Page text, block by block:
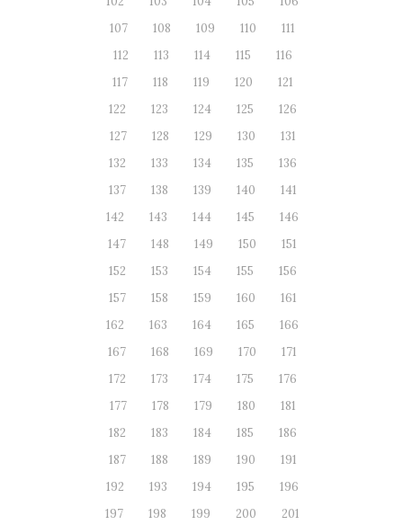
107
108 109 110
111
112
113 114 115
116
117
118 119 120
121
122
123 124 125
126
127
128 129 130
131
132
133 134 135
136
137
138 139 140
141
142
143 144 145
146
147
148 149 150
151
152
153 154 155
156
157
158 159 160
161
162
163 164 165
166
167
168 169 170
171
172
173 174 175
176
177
178 179 180
181
182
183 184 185
186
187
188 189 190
191
192
193 194 195
196
197
198 199 200
201